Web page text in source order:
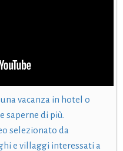
vacanza in hotel o
saperne di più.
selezionato da
e villaggi interessati a